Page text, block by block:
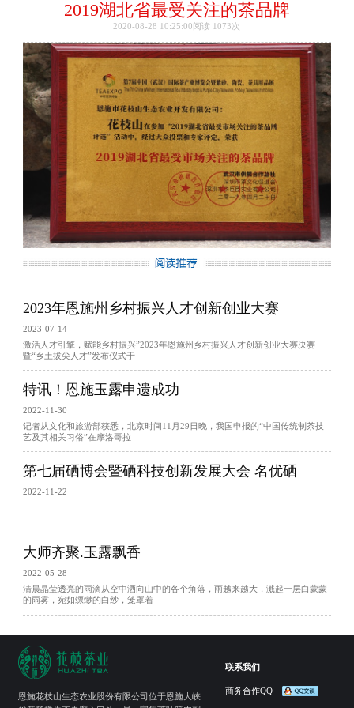
2019湖北省最受关注的茶品牌
2020-08-28 10:25:00阅读 1073次
2023年恩施州乡村振兴人才创新创业大赛
2023-07-14
激活人才引擎，赋能乡村振兴”2023年恩施州乡村振兴人才创新创业大赛决赛
暨“乡土拔尖人才”发布仪式于
特讯！恩施玉露申遗成功
2022-11-30
记者从文化和旅游部获悉，北京时间11月29日晚，我国申报的“中国传统制茶技
艺及其相关习俗”在摩洛哥拉
第七届硒博会暨硒科技创新发展大会 名优硒
2022-11-22
大师齐聚.玉露飘香
2022-05-28
清晨晶莹透亮的雨滴从空中洒向山中的各个角落，雨越来越大，溅起一层白蒙蒙
的雨雾，宛如缥缈的白纱，笼罩着
恩施花枝山生态农业股份有限公司位于恩施大峡
联系我们
商务合作QQ